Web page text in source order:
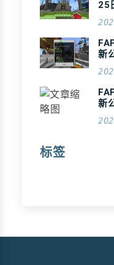
25
新
新
标签